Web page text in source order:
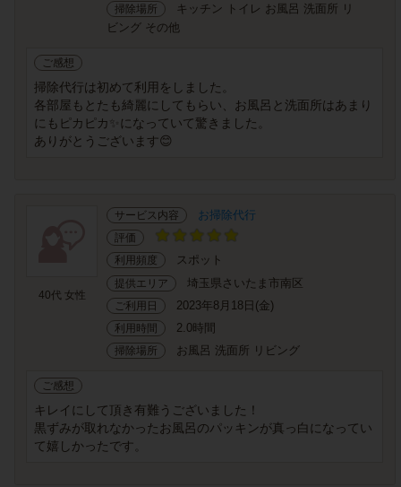
掃除場所
キッチン トイレ お風呂 洗面所 リ
ビング その他
ご感想
掃除代行は初めて利用をしました。
各部屋もとたも綺麗にしてもらい、お風呂と洗面所はあまり
にもピカピカ✨になっていて驚きました。
ありがとうございます😊
40代 女性
サービス内容 お掃除代行
評価
利用頻度
スポット
提供エリア 埼玉県さいたま市南区
ご利用日 2023年8月18日(金)
利用時間 2.0時間
掃除場所 お風呂 洗面所 リビング
ご感想
キレイにして頂き有難うございました！
黒ずみが取れなかったお風呂のパッキンが真っ白になってい
て嬉しかったです。